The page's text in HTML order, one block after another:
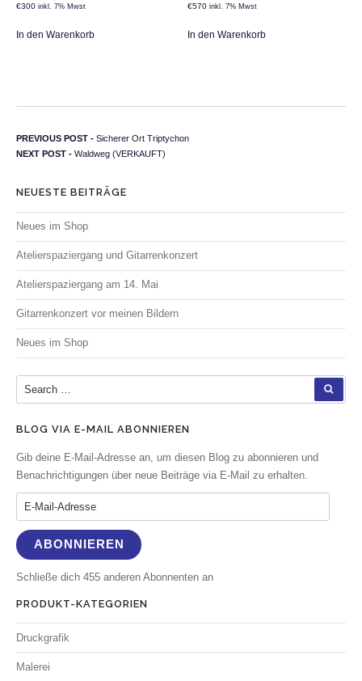
€300 inkl. 7% Mwst
In den Warenkorb
€570 inkl. 7% Mwst
In den Warenkorb
Beitragsnavigation
PREVIOUS POST - Previous post:
Sicherer Ort Triptychon
NEXT POST - Next post:
Waldweg (VERKAUFT)
NEUESTE BEITRÄGE
Neues im Shop
Atelierspaziergang und Gitarrenkonzert
Atelierspaziergang am 14. Mai
Gitarrenkonzert vor meinen Bildern
Neues im Shop
Search for:
BLOG VIA E-MAIL ABONNIEREN
Gib deine E-Mail-Adresse an, um diesen Blog zu abonnieren und
Benachrichtigungen über neue Beiträge via E-Mail zu erhalten.
E-Mail-Adresse
ABONNIEREN
Schließe dich 455 anderen Abonnenten an
PRODUKT-KATEGORIEN
Druckgrafik
Malerei